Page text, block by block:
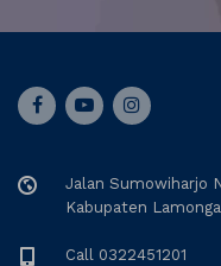
Jalan Sumowiharjo
Kabupaten
Call 0322451201